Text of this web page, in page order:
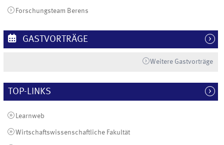
Forschungsteam Berens
GASTVORTRÄGE
Weitere Gastvorträge
TOP-LINKS
Learnweb
Wirtschaftswissenschaftliche Fakultät